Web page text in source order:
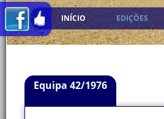
INÍCIO EDIÇÕES
Equipa 42/1976